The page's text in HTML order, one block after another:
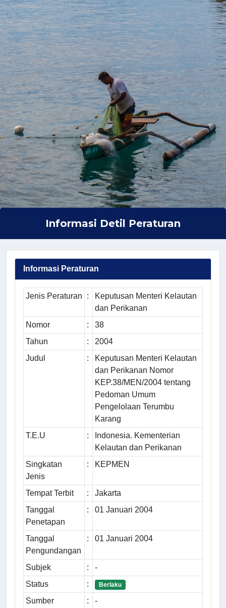
Informasi Detil Peraturan
Informasi Peraturan
Jenis Peraturan :
Keputusan Menteri Kelautan
dan Perikanan
Nomor
:
38
Tahun
:
2004
Judul
:
Keputusan Menteri Kelautan
dan Perikanan Nomor
KEP.38/MEN/2004 tentang
Pedoman Umum
Pengelolaan Terumbu
Karang
T.E.U
:
Indonesia. Kementerian
Kelautan dan Perikanan
Singkatan
Jenis
: KEPMEN
Tempat Terbit :
Jakarta
Tanggal
Penetapan
: 01 Januari 2004
Tanggal
Pengundangan
: 01 Januari 2004
Subjek :
-
Status
: Berlaku
Sumber : -